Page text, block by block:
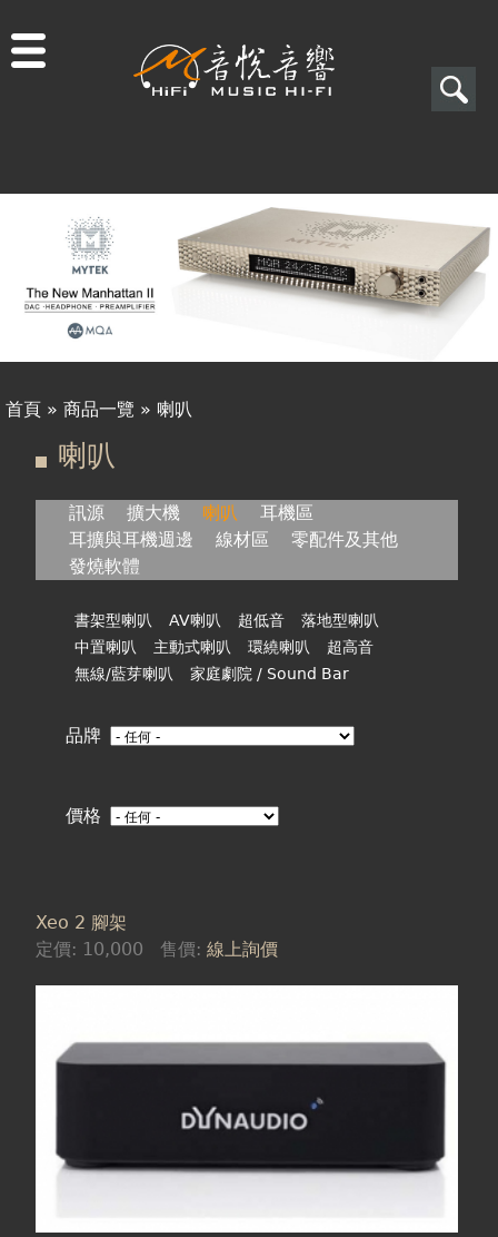
搜
表
單
搜
尋
您
在
首頁 » 商品一覽 » 喇叭
喇叭
訊源 擴大機 喇叭
耳機區
耳擴與耳機週邊
線材區
零配件及其他
發燒軟體
書架型喇叭 AV喇叭 超低音
落地型喇叭
中置喇叭
主動式喇叭 環繞喇叭
超高音
無線/藍芽喇叭
家庭劇院 / Sound Bar
品牌
價格
Xeo 2 腳架
定價: 10,000 售價:線上詢價
頁
面